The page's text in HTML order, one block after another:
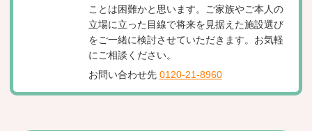
ことは困難かと思います。ご家族やご本人の
立場に立った目線で将来を見据えた施設選び
をご一緒に検討させていただきます。お気軽
にご相談ください。
お問い合わせ先 0120-21-8960